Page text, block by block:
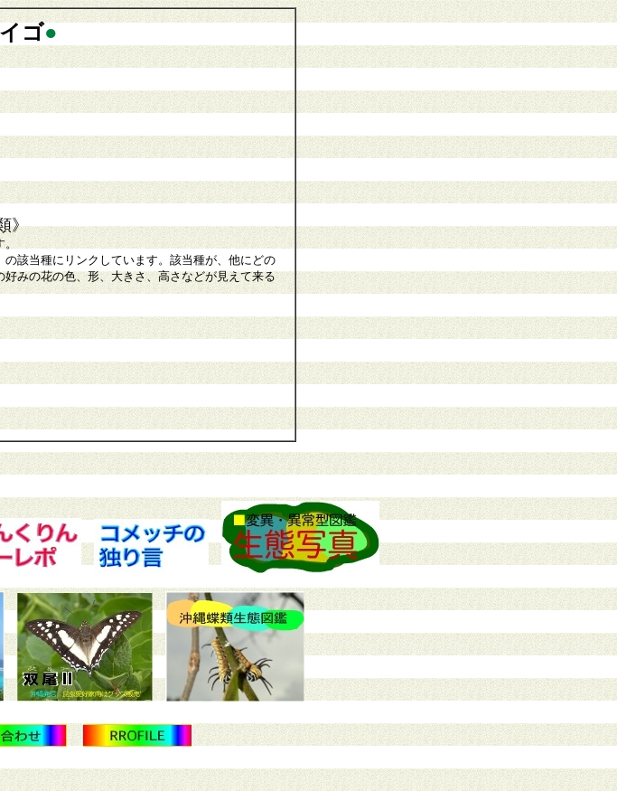
ゴ●
》
該当種にリンクしています。該当種が、他にどの
みの花の色、形、大きさ、高さなどが見えて来る